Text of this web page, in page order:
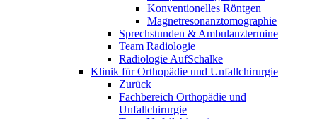
Konventionelles Röntgen
Magnetresonanztomographie
Sprechstunden & Ambulanztermine
Team Radiologie
Radiologie AufSchalke
Klinik für Orthopädie und Unfallchirurgie
Zurück
Fachbereich Orthopädie und
Unfallchirurgie